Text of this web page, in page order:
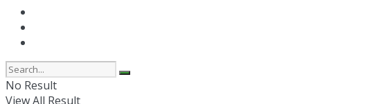
No Result
View All Result